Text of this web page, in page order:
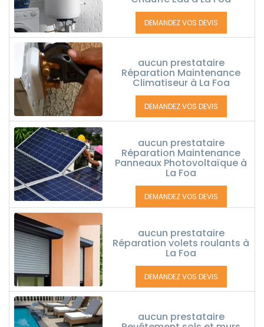
DEMANDEZ VOS DEVIS
aucun prestataire
Réparation Maintenance
Climatiseur à La Foa
DEMANDEZ VOS DEVIS
aucun prestataire
Réparation Maintenance
Panneaux Photovoltaïque à
La Foa
DEMANDEZ VOS DEVIS
aucun prestataire
Réparation volets roulants à
La Foa
DEMANDEZ VOS DEVIS
aucun prestataire